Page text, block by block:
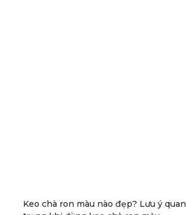
Keo chà ron màu nào đẹp? Lưu ý quan